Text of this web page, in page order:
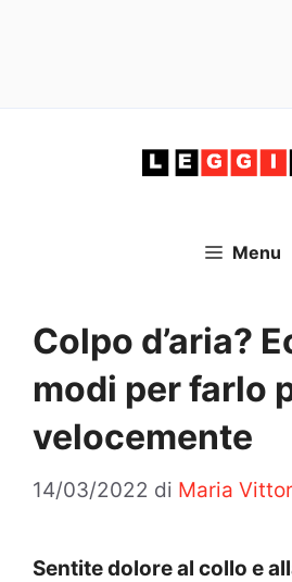
Menu
Colpo d’aria?
modi per farlo
velocemente
14/03/2022 di Maria
Sentite dolore al collo e